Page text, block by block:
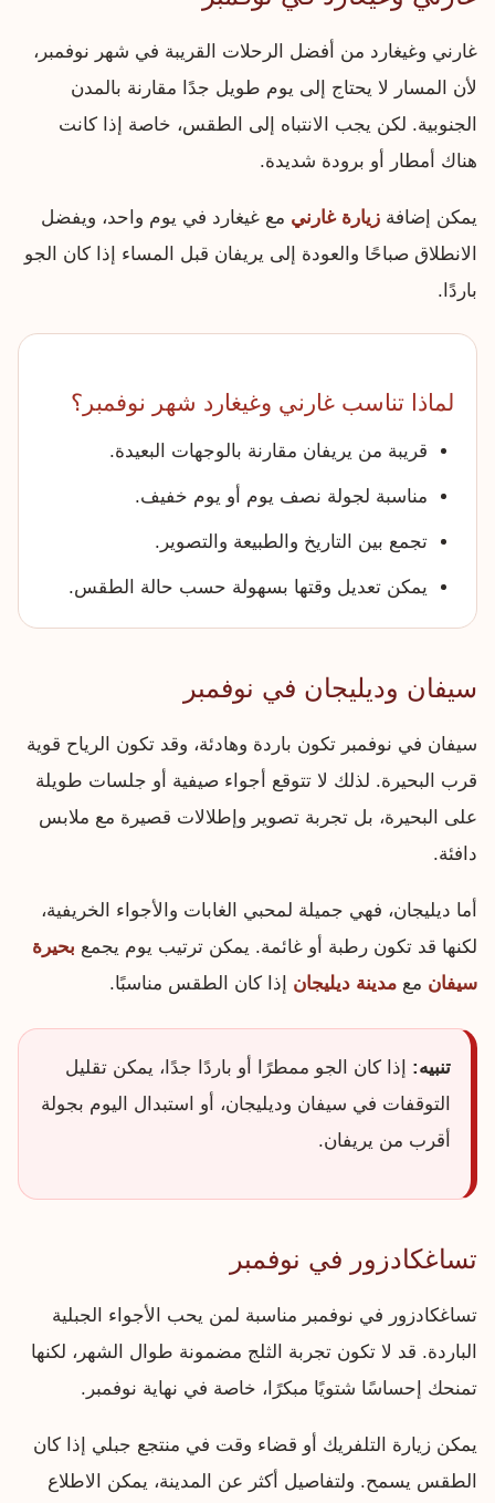
غارني وغيغارد من أفضل الرحلات القريبة في شهر نوفمبر،
لأن المسار لا يحتاج إلى يوم طويل جدًا مقارنة بالمدن
الجنوبية. لكن يجب الانتباه إلى الطقس، خاصة إذا كانت
هناك أمطار أو برودة شديدة.
يمكن إضافة زيارة غارني مع غيغارد في يوم واحد، ويفضل
الانطلاق صباحًا والعودة إلى يريفان قبل المساء إذا كان الجو
باردًا.
لماذا تناسب غارني وغيغارد شهر نوفمبر؟
قريبة من يريفان مقارنة بالوجهات البعيدة.
مناسبة لجولة نصف يوم أو يوم خفيف.
تجمع بين التاريخ والطبيعة والتصوير.
يمكن تعديل وقتها بسهولة حسب حالة الطقس.
سيفان وديليجان في نوفمبر
سيفان في نوفمبر تكون باردة وهادئة، وقد تكون الرياح قوية
قرب البحيرة. لذلك لا تتوقع أجواء صيفية أو جلسات طويلة
على البحيرة، بل تجربة تصوير وإطلالات قصيرة مع ملابس
دافئة.
أما ديليجان، فهي جميلة لمحبي الغابات والأجواء الخريفية،
لكنها قد تكون رطبة أو غائمة. يمكن ترتيب يوم يجمع بحيرة
سيفان مع مدينة ديليجان إذا كان الطقس مناسبًا.
تنبيه: إذا كان الجو ممطرًا أو باردًا جدًا، يمكن تقليل
التوقفات في سيفان وديليجان، أو استبدال اليوم بجولة
أقرب من يريفان.
تساغكادزور في نوفمبر
تساغكادزور في نوفمبر مناسبة لمن يحب الأجواء الجبلية
الباردة. قد لا تكون تجربة الثلج مضمونة طوال الشهر، لكنها
تمنحك إحساسًا شتويًا مبكرًا، خاصة في نهاية نوفمبر.
يمكن زيارة التلفريك أو قضاء وقت في منتجع جبلي إذا كان
الطقس يسمح. ولتفاصيل أكثر عن المدينة، يمكن الاطلاع